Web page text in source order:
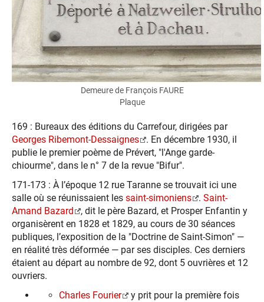
Demeure de François FAURE
Plaque
169 : Bureaux des éditions du Carrefour, dirigées par
Georges Ribemont-Dessaignes
. En décembre 1930, il
publie le premier poème de Prévert, "l'Ange garde-
chiourme", dans le n° 7 de la revue "Bifur".
171-173 : À l’époque 12 rue Taranne se trouvait ici une
salle où se réunissaient les saint-simoniens . Saint-
Amand Bazard
, dit le père Bazard, et Prosper Enfantin y
organisèrent en 1828 et 1829, au cours de 30 séances
publiques, l’exposition de la "Doctrine de Saint-Simon" —
en réalité très déformée — par ses disciples. Ces derniers
étaient au départ au nombre de 92, dont 5 ouvrières et 12
ouvriers.
Charles Fourier
y prit pour la première fois